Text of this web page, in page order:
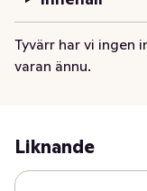
Tyvärr har vi ingen
varan ännu.
Liknande